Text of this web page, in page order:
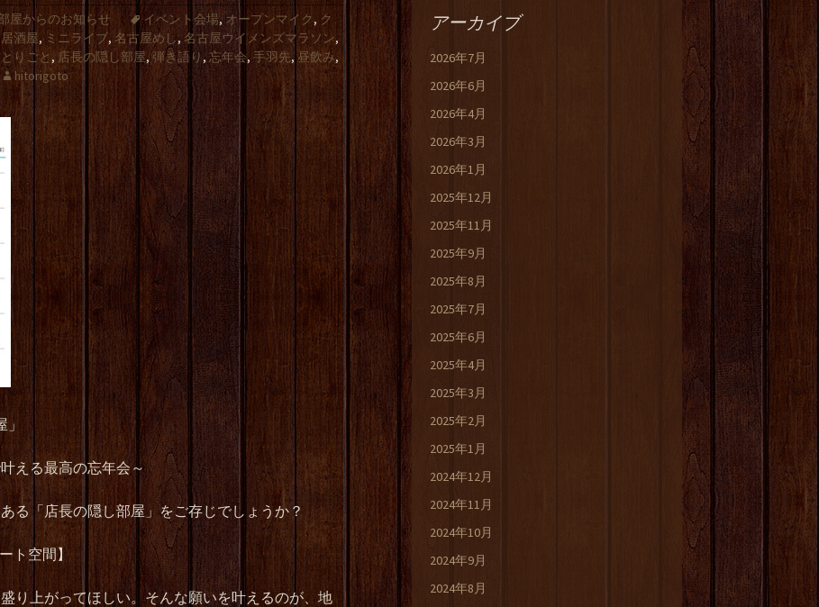
屋からのお知らせ イベント会場, オープンマイク , ク
酒屋,ミニライブ, 名古屋めし,名古屋ウイメンズマラソン,
りごと, 店長の隠し部屋,弾き語り, 忘年会, 手羽先, 昼飲み,
hitorigoto
える最高の忘年会～
る「店長の隠し部屋」をご存じでしょうか？
ト空間】
り上がってほしい。そんな願いを叶えるのが、地
アーカイブ
2026年7月
2026年6月
2026年4月
2026年3月
2026年1月
2025年12月
2025年11月
2025年9月
2025年8月
2025年7月
2025年6月
2025年4月
2025年3月
2025年2月
2025年1月
2024年12月
2024年11月
2024年10月
2024年9月
2024年8月